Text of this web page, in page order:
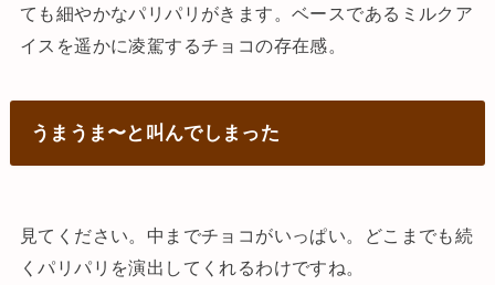
ても細やかなパリパリがきます。ベースであるミルクア
イスを遥かに凌駕するチョコの存在感。
うまうま〜と叫んでしまった
見てください。中までチョコがいっぱい。どこまでも続
くパリパリを演出してくれるわけですね。